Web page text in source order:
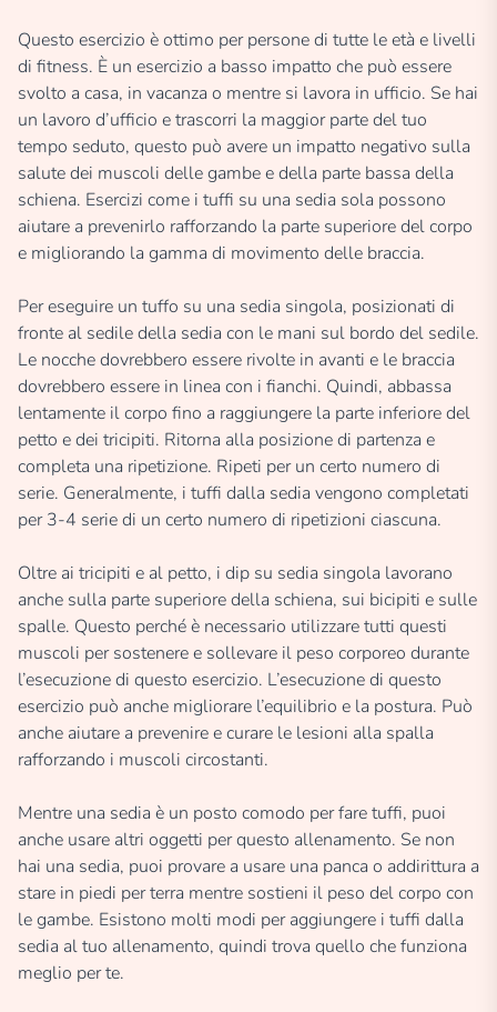
Questo esercizio è ottimo per persone di tutte le età e livelli
di fitness. È un esercizio a basso impatto che può essere
svolto a casa, in vacanza o mentre si lavora in ufficio. Se hai
un lavoro d’ufficio e trascorri la maggior parte del tuo
tempo seduto, questo può avere un impatto negativo sulla
salute dei muscoli delle gambe e della parte bassa della
schiena. Esercizi come i tuffi su una sedia sola possono
aiutare a prevenirlo rafforzando la parte superiore del corpo
e migliorando la gamma di movimento delle braccia.
Per eseguire un tuffo su una sedia singola, posizionati di
fronte al sedile della sedia con le mani sul bordo del sedile.
Le nocche dovrebbero essere rivolte in avanti e le braccia
dovrebbero essere in linea con i fianchi. Quindi, abbassa
lentamente il corpo fino a raggiungere la parte inferiore del
petto e dei tricipiti. Ritorna alla posizione di partenza e
completa una ripetizione. Ripeti per un certo numero di
serie. Generalmente, i tuffi dalla sedia vengono completati
per 3-4 serie di un certo numero di ripetizioni ciascuna.
Oltre ai tricipiti e al petto, i dip su sedia singola lavorano
anche sulla parte superiore della schiena, sui bicipiti e sulle
spalle. Questo perché è necessario utilizzare tutti questi
muscoli per sostenere e sollevare il peso corporeo durante
l’esecuzione di questo esercizio. L’esecuzione di questo
esercizio può anche migliorare l’equilibrio e la postura. Può
anche aiutare a prevenire e curare le lesioni alla spalla
rafforzando i muscoli circostanti.
Mentre una sedia è un posto comodo per fare tuffi, puoi
anche usare altri oggetti per questo allenamento. Se non
hai una sedia, puoi provare a usare una panca o addirittura a
stare in piedi per terra mentre sostieni il peso del corpo con
le gambe. Esistono molti modi per aggiungere i tuffi dalla
sedia al tuo allenamento, quindi trova quello che funziona
meglio per te.